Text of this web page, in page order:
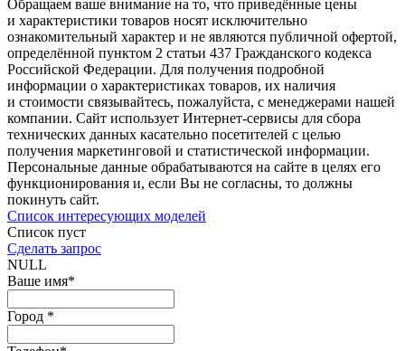
Обращаем ваше внимание на то, что приведённые цены
и характеристики товаров носят исключительно
ознакомительный характер и не являются публичной офертой,
определённой пунктом 2 статьи 437 Гражданского кодекса
Российской Федерации. Для получения подробной
информации о характеристиках товаров, их наличия
и стоимости связывайтесь, пожалуйста, с менеджерами нашей
компании. Сайт использует Интернет-сервисы для сбора
технических данных касательно посетителей с целью
получения маркетинговой и статистической информации.
Персональные данные обрабатываются на сайте в целях его
функционирования и, если Вы не согласны, то должны
покинуть сайт.
Список интересующих моделей
Список пуст
Сделать запрос
NULL
Ваше имя*
Город *